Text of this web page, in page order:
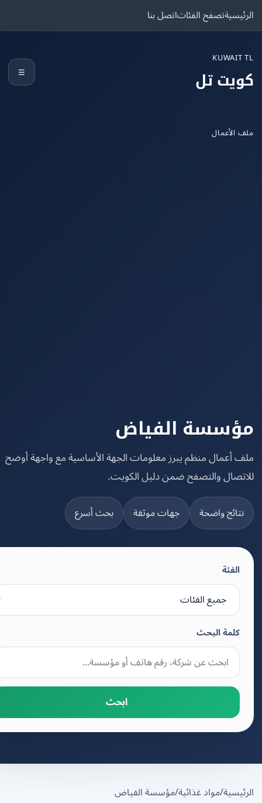
تصفح الفئاتاتصل بنا
تل
الفياض
منظم يبرز معلومات الجهة الأساسية مع واجهة أوضح
والتصفح ضمن دليل الكويت.
واضحة جهات موثقة بحث أسرع
كلمة البحث
ابحث
/مواد غذائية/مؤسسة الفياض